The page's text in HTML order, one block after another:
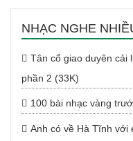
NHẠC NGHE
Tân cổ giao duyên cải
phần 2 (33K)
100 bài nhạc vàng
Anh có về Hà Tĩnh với